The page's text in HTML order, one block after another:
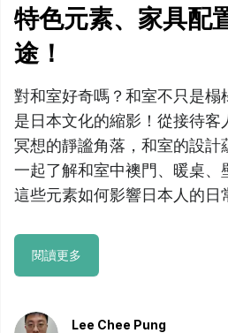
特色元素、家具配
途！
對和室好奇嗎？和室不只是榻
是日本文化的縮影！從接待客
冥想的靜謐角落，和室的設計
一起了解和室中襖門、暖桌、
這些元素如何影響日本人的日
閱讀更多
Lee Chee Pung